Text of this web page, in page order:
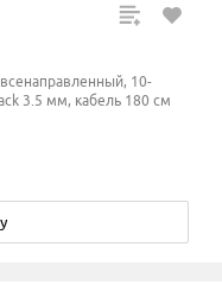
10-
3.5 мм, кабель 180 см